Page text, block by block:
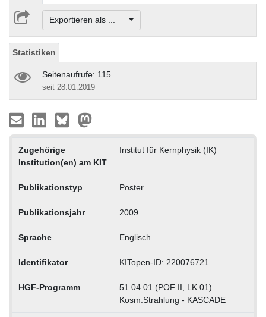
Exportieren als ...
Statistiken
Seitenaufrufe: 115
seit 28.01.2019
Zugehörige
Institution(en) am KIT
Institut für Kernphysik (IK)
Publikationstyp Poster
Publikationsjahr 2009
Sprache Englisch
Identifikator KITopen-ID: 220076721
HGF-Programm
51.04.01 (POF II, LK 01)
Kosm.Strahlung - KASCADE